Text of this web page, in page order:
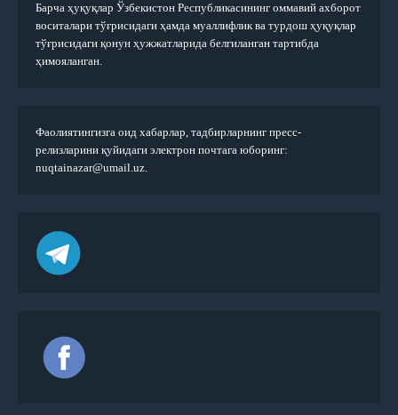
Барча ҳуқуқлар Ўзбекистон Республикасининг оммавий ахборот
воситалари тўғрисидаги ҳамда муаллифлик ва турдош ҳуқуқлар
тўғрисидаги қонун ҳужжатларида белгиланган тартибда
ҳимояланган.
Фаолиятингизга оид хабарлар, тадбирларнинг пресс-
релизларини қуйидаги электрон почтага юборинг:
nuqtainazar@umail.uz.